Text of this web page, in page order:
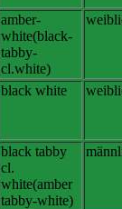
amber-
white(black-
tabby-
cl.white)
black white
black tabby
cl.
white(amber
tabby-white)